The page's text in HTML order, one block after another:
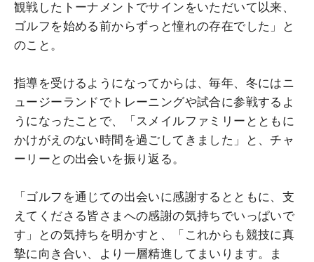
観戦したトーナメントでサインをいただいて以来、
ゴルフを始める前からずっと憧れの存在でした」と
のこと。
指導を受けるようになってからは、毎年、冬にはニ
ュージーランドでトレーニングや試合に参戦するよ
うになったことで、「スメイルファミリーとともに
かけがえのない時間を過ごしてきました」と、チャ
ーリーとの出会いを振り返る。
「ゴルフを通じての出会いに感謝するとともに、支
えてくださる皆さまへの感謝の気持ちでいっぱいで
す」との気持ちを明かすと、「これからも競技に真
摯に向き合い、より一層精進してまいります。ま